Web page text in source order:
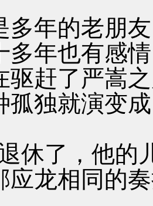
的老朋友
多年也有感
驱赶了严嵩
孤独就演变
了，他的
应龙相同的